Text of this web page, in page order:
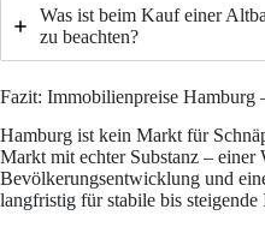
Was ist beim Kauf einer
zu beachten?
Fazit: Immobilienpreise Hamburg
Hamburg ist kein Markt für
Markt mit echter Substanz – einer
Bevölkerungsentwicklung und
langfristig für stabile bis